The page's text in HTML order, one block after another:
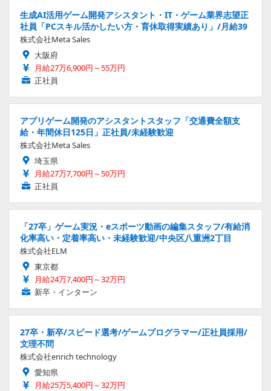
生成AI活用ゲーム開発アシスタント・IT・ゲーム業界志望正
社員「PCスキル活かしたい方・育休取得実績あり」/月給39
株式会社Meta Sales
大阪府
月給27万6,900円～55万円
正社員
アプリゲーム開発のアシスタントスタッフ「交通費全額支
給・年間休日125日」正社員/未経験歓迎
株式会社Meta Sales
埼玉県
月給27万7,700円～50万円
正社員
「27卒」ゲーム実況・eスポーツ動画の編集スタッフ/有給消
化率高い・定着率高い・未経験歓迎/中央区八重洲2丁目
株式会社ELM
東京都
月給24万7,400円～32万円
新卒・インターン
27卒・新卒/スピード選考/ゲームプログラマー/正社員採用/
文理不問
株式会社enrich technology
愛知県
月給25万5,400円～32万円